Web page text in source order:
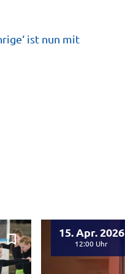
ist nun mit
bookmark_border 15. Apr. 2026
12:00